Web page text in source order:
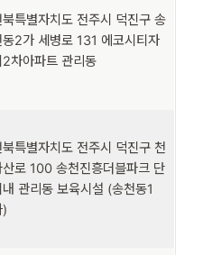
북특별자치도 전주시 덕진구 송
동2가 세병로 131 에코시티자
2차아파트 관리동
북특별자치도 전주시 덕진구 천
산로 100 송천진흥더블파크 단
내 관리동 보육시설 (송천동1
)